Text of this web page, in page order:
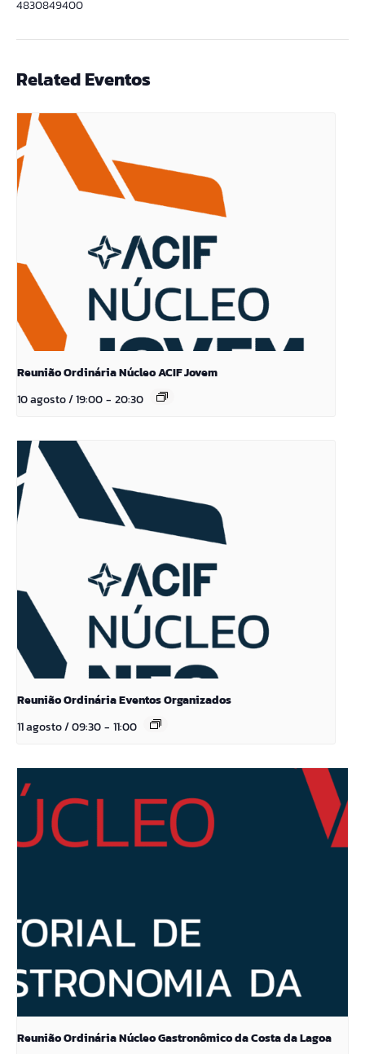
4830849400
Related Eventos
Reunião Ordinária Núcleo ACIF Jovem
10 agosto / 19:00- 20:30
Reunião Ordinária Eventos Organizados
11 agosto / 09:30- 11:00
Reunião Ordinária Núcleo Gastronômico da Costa da Lagoa